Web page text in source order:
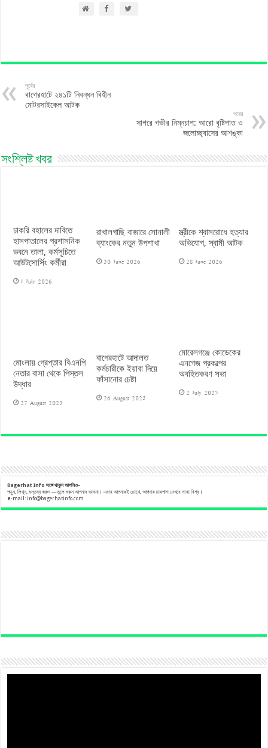
পূর্বের
বাগেরহাটে ২৪১টি নিবন্ধন বিহীন
মোটরসাইকেল আটক
পরের
সাগরে গভীর নিম্নচাপ: আরো বৃষ্টিপাত ও
জলোচ্ছ্বাসের আশঙ্কা
সংশ্লিষ্ট খবর
চাকরি বহালের দাবিতে
হাসপাতালের প্রশাসনিক
ভবনে তালা, কর্মসূচিতে
আউটসোর্সিং কর্মীরা
1 July 2026
রাখালগাছি বাজারে সোনালী
ব্যাংকের নতুন উপশাখা
30 June 2026
স্ত্রীকে শ্বাসরোধে হত্যার
অভিযোগ, স্বামী আটক
28 June 2026
মোংলায় গ্রেপ্তার বিএনপি
নেতার বাসা থেকে পিস্তল
উদ্ধার
27 August 2025
বাগেরহাটে আদালত
কর্মচারীকে ইয়াবা দিয়ে
ফাঁসানোর চেষ্টা
26 August 2025
মোরেলগঞ্জে কোডেকের
এনগেজ প্রকল্পের
অবহিতকরণ সভা
2 July 2025
Bagerhat Info সঙ্গেথাকুনআপনিও-
পড়ুন, লিখুন, মন্তব্য করুন —তুলে ধরুন আপনার ভাবনা। এবার আপনারই চোখে, আপনার চারপাশ দেখবে সারা বিশ্ব।
e-mail:info@bagerhatinfo.com